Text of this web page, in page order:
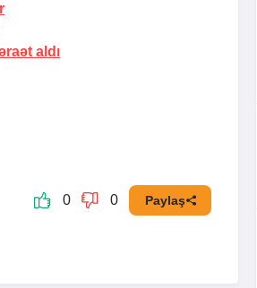
aldı
0 0 Paylaş